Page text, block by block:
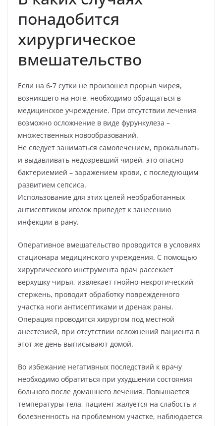
понадобится
хирургическое
вмешательство
Если на 6-7 сутки не произошел прорыв чирея,
возникшего на ноге, необходимо обращаться в
медицинское учреждение. При отсутствии лечения
возможно осложнение в виде фурункулеза –
множественных новообразований.
Не следует заниматься самолечением, прокалывать
и выдавливать недозревший чирей, это опасно
бактериемией – заражением крови, с последующим
развитием сепсиса.
Использование для этих целей необработанных
антисептиком иголок приведет к занесению
инфекции в рану.
Оперативное вмешательство проводится в условиях
стационара медицинского учреждения. С помощью
хирургического инструмента врач рассекает
верхушку чирья, извлекает гнойно-некротический
стержень, проводит обработку поврежденного
участка ноги антисептиками и дренаж раны.
Операция проводится хирургом под местной
анестезией, при отсутствии осложнений пациента в
этот же день выписывают домой.
Во избежание негативных последствий к врачу
необходимо обратиться при ухудшении состояния
больного после домашнего лечения. Повышается
температуры тела, пациент жалуется на слабость и
болезненность на проблемном участке, наблюдается